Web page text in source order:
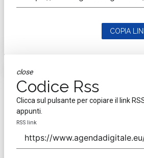
COPIA
close
Codice Rss
Clicca sul pulsante per copiare il link
appunti.
RSS link